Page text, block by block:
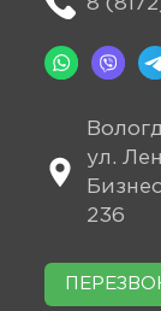
8
ул.
236